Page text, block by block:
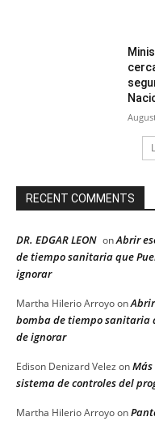
RECENT COMMENTS
DR. EDGAR LEON onAbrir
de tiempo sanitaria que
ignorar
Martha Hilerio Arroyoon
bomba de tiempo sanitaria
de ignorar
Edison Denizard Velez on
sistema de controles del
Martha Hilerio Arroyoon